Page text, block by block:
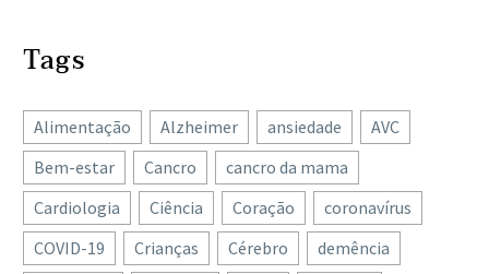
Tags
Alimentação Alzheimer ansiedade
AVC
Bem-estar
Cancro
cancro da mama
Cardiologia
Ciência Coração
coronavírus
COVID-19
Crianças Cérebro
demência